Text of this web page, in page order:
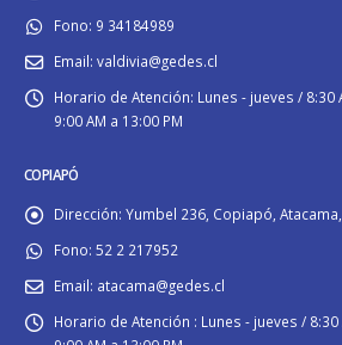
Fono: 9 34184989
Email: valdivia@gedes.cl
Horario de Atención: Lunes - jueves / 8:30
9:00 AM a 13:00 PM
COPIAPÓ
Dirección: Yumbel 236, Copiapó,
Fono: 52 2 217952
Email: atacama@gedes.cl
Horario de Atención : Lunes - jueves /